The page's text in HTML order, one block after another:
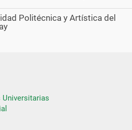
Politécnica y Artística del
Universitarias